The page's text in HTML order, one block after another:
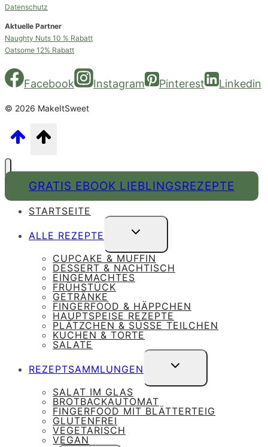
Datenschutz
Aktuelle Partner
Naughty Nuts 10 % Rabatt
Oatsome 12% Rabatt
Facebook Instagram Pinterest Linkedin
© 2026 MakeItSweet
GRATIS EBOOK LIEBLINGSREZEPTE
STARTSEITE
ALLE REZEPTE
UNTERMENÜ
UMSCHALTEN
CUPCAKE & MUFFIN
DESSERT & NACHTISCH
EINGEMACHTES
FRÜHSTÜCK
GETRÄNKE
FINGERFOOD & HÄPPCHEN
HAUPTSPEISE REZEPTE
PLÄTZCHEN & SÜSSE TEILCHEN
KUCHEN & TORTE
SALATE
REZEPTSAMMLUNGEN
UNTERMENÜ
UMSCHALTEN
SALAT IM GLAS
BROTBACKAUTOMAT
FINGERFOOD MIT BLÄTTERTEIG
GLUTENFREI
VEGETARISCH
VEGAN